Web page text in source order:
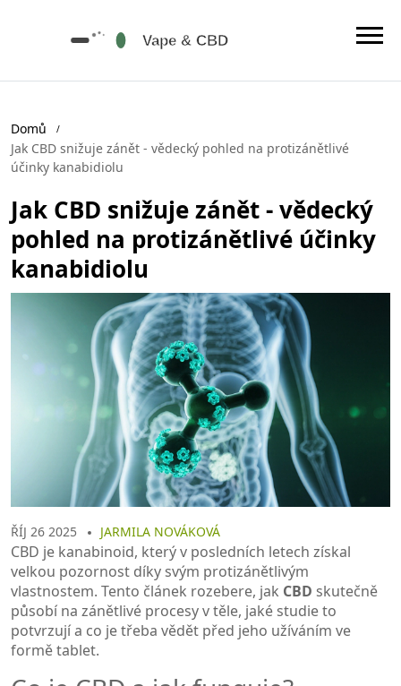
Domů
Jak CBD snižuje zánět - vědecký pohled na protizánětlivé
účinky kanabidiolu
Jak CBD snižuje zánět - vědecký
pohled na protizánětlivé účinky
kanabidiolu
ŘÍJ 26 2025 JARMILA NOVÁKOVÁ
CBD je kanabinoid, který v posledních letech získal
velkou pozornost díky svým protizánětlivým
vlastnostem. Tento článek rozebere, jak CBD skutečně
působí na zánětlivé procesy v těle, jaké studie to
potvrzují a co je třeba vědět před jeho užíváním ve
formě tablet.